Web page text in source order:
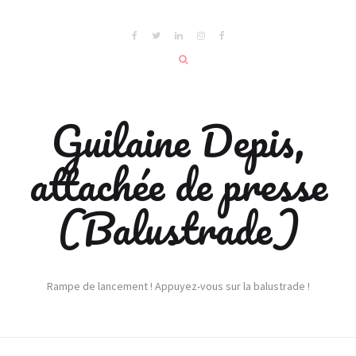
Guilaine Depis,
attachée de presse
(Balustrade)
Rampe de lancement ! Appuyez-vous sur la balustrade !